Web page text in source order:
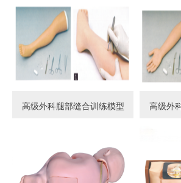
高级外科腿部缝合训练模型 高级外